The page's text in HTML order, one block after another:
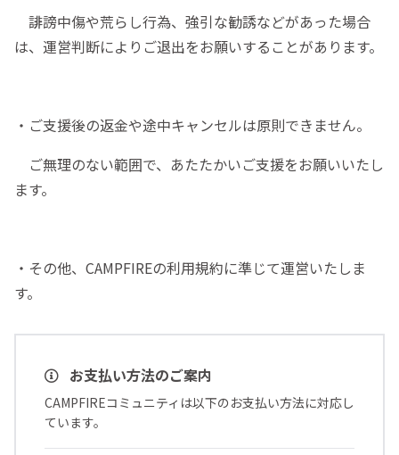
誹謗中傷や荒らし行為、強引な勧誘などがあった場合
は、運営判断によりご退出をお願いすることがあります。
・ご支援後の返金や途中キャンセルは原則できません。
ご無理のない範囲で、あたたかいご支援をお願いいたし
ます。
・その他、CAMPFIREの利用規約に準じて運営いたしま
す。
お支払い方法のご案内
CAMPFIREコミュニティは以下のお支払い方法に対応し
ています。